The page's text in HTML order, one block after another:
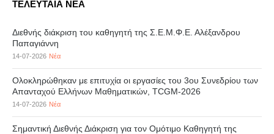
ΤΕΛΕΥΤΑΙΑ ΝΕΑ
Διεθνής διάκριση του καθηγητή της Σ.Ε.Μ.Φ.Ε. Αλέξανδρου
Παπαγιάννη
14-07-2026 Νέα
Ολοκληρώθηκαν με επιτυχία οι εργασίες του 3ου Συνεδρίου των
Απανταχού Ελλήνων Μαθηματικών, TCGM-2026
14-07-2026 Νέα
Σημαντική Διεθνής Διάκριση για τον Ομότιμο Καθηγητή της